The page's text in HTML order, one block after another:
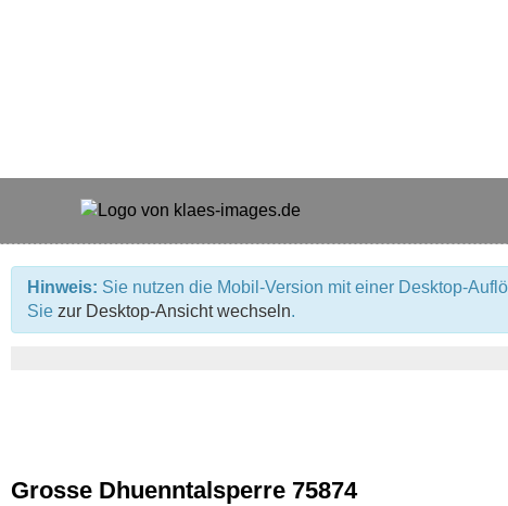
Hinweis: Sie nutzen die Mobil-Version mit einer Desktop-
Sie zur Desktop-Ansicht wechseln.
Grosse Dhuenntalsperre 75874